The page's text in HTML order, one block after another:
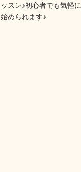
ッスン♪初心者でも気軽に
始められます♪